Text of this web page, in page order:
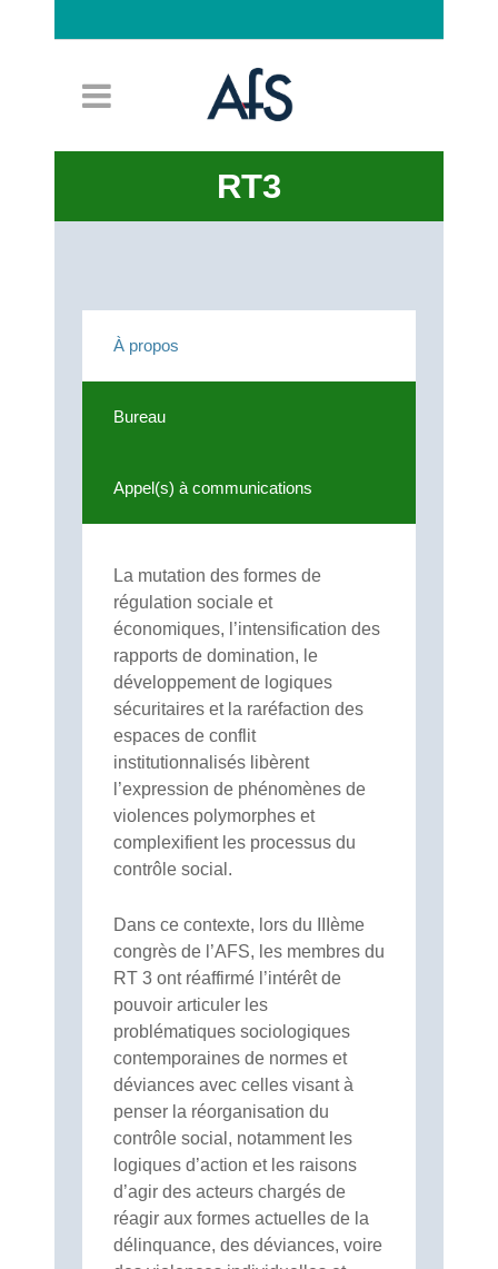
RT3
À propos
Bureau
Appel(s) à communications
La mutation des formes de
régulation sociale et
économiques, l’intensification des
rapports de domination, le
développement de logiques
sécuritaires et la raréfaction des
espaces de conflit
institutionnalisés libèrent
l’expression de phénomènes de
violences polymorphes et
complexifient les processus du
contrôle social.
Dans ce contexte, lors du IIIème
congrès de l’AFS, les membres du
RT 3 ont réaffirmé l’intérêt de
pouvoir articuler les
problématiques sociologiques
contemporaines de normes et
déviances avec celles visant à
penser la réorganisation du
contrôle social, notamment les
logiques d’action et les raisons
d’agir des acteurs chargés de
réagir aux formes actuelles de la
délinquance, des déviances, voire